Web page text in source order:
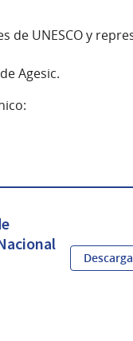
de UNESCO y
Agesic.